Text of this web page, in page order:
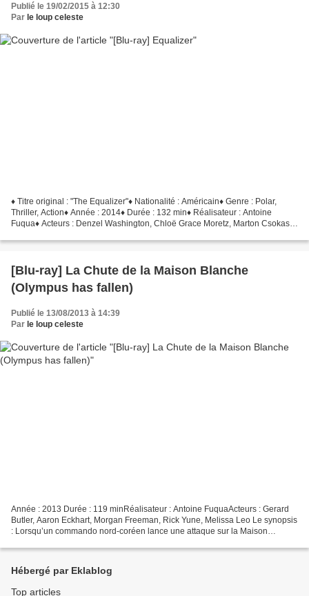
Publié le 19/02/2015 à 12:30
Par le loup celeste
♦ Titre original : "The Equalizer"♦ Nationalité : Américain♦ Genre : Polar,
Thriller, Action♦ Année : 2014♦ Durée : 132 min♦ Réalisateur : Antoine
Fuqua♦ Acteurs : Denzel Washington, Chloë Grace Moretz, Marton Csokas,
[Blu-ray] La Chute de la Maison Blanche
(Olympus has fallen)
Publié le 13/08/2013 à 14:39
Par le loup celeste
Année : 2013 Durée : 119 minRéalisateur : Antoine FuquaActeurs : Gerard
Butler, Aaron Eckhart, Morgan Freeman, Rick Yune, Melissa Leo Le synopsis
: Lorsqu’un commando nord-coréen lance une attaque sur la Maison
Hébergé par Eklablog
Top articles